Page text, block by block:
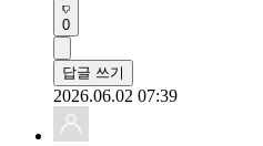
0
답글 쓰기
2026.06.02 07:39